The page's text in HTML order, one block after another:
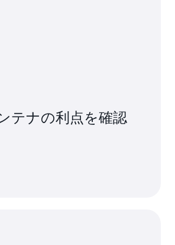
テナの利点を確認